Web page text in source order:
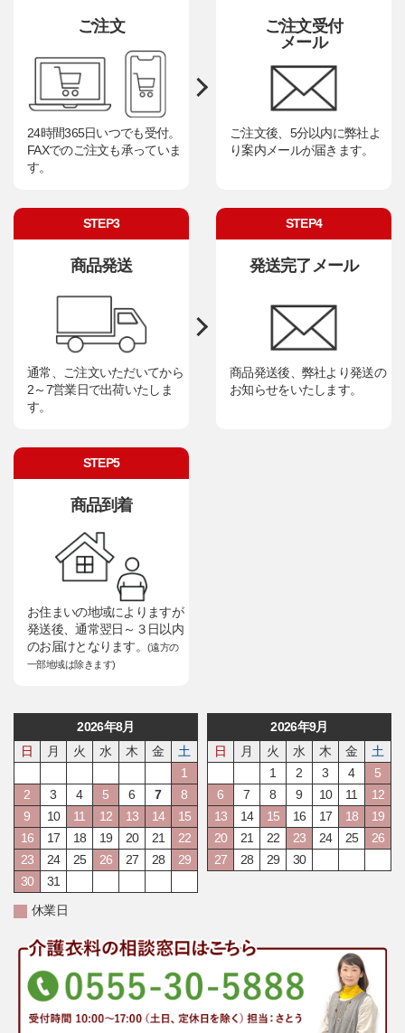
ご注文
24時間365日いつでも受付。
FAXでのご注文も承っていま
す。
ご注文受付
メール
ご注文後、5分以内に弊社よ
り案内メールが届きます。
STEP3
商品発送
通常、ご注文いただいてから
2～7営業日で出荷いたしま
す。
STEP4
発送完了メール
商品発送後、弊社より発送の
お知らせをいたします。
STEP5
商品到着
お住まいの地域によりますが
発送後、通常翌日～３日以内
のお届けとなります。
(遠方の
一部地域は除きます)
2026年8月
日
月 火 水 木 金
土
1
2
3 4 5 6 7
8
9
10 11 12 13 14
15
16
17 18 19 20 21
22
23
24 25 26 27 28
29
30
31
2026年9月
日
月 火 水 木 金
土
1
2 3 4
5
6
7 8 9 10 11
12
13
14 15 16 17 18
19
20
21 22 23 24 25
26
27
28 29 30
休業日